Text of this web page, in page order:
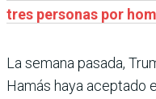
tres personas por
La semana pasada,
Hamás haya aceptado